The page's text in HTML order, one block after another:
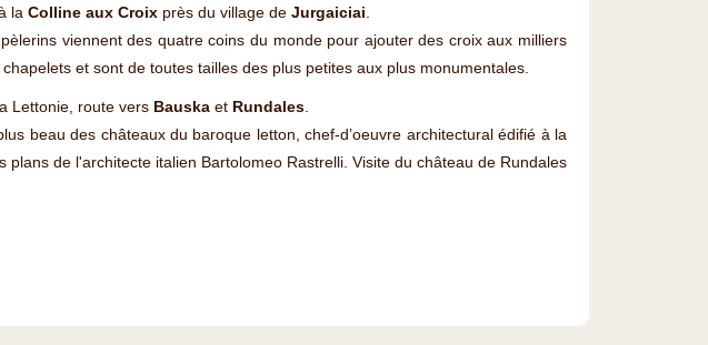
la Colline aux Croix près du village de Jurgaiciai.
viennent des quatre coins du monde pour ajouter des croix aux milliers
et sont de toutes tailles des plus petites aux plus monumentales.
Lettonie, route vers Bauska et Rundales.
beau des châteaux du baroque letton, chef-d’oeuvre architectural édifié à la
de l'architecte italien Bartolomeo Rastrelli. Visite du château de Rundales